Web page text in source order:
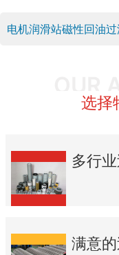
电机润滑站磁性回油
选择
多行
满意